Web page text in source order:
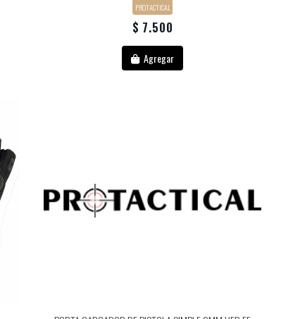
PROTACTICAL
$ 7.500
Agregar